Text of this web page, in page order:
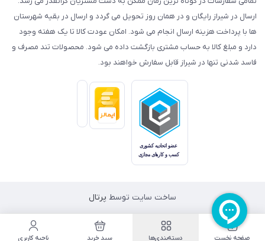
ارسال در شیراز رایگان و در همان روز تحویل می گردد و ارسال در بقیه شهرستان
ها با پرداخت هزینه ارسال انجام می شود. امکان عودت کالا تا یک هفته وجود
دارد و مبلغ کالا به حساب مشتری بازگشت داده می شود. محصولات تند مصرف و
فاسد شدنی تنها در شیراز قابل سفارش خواهند بود.
ساخت سایت توسط پرتال
صفحه نخست دسته‌بندی‌ها سبد خرید ناحیه کاربری